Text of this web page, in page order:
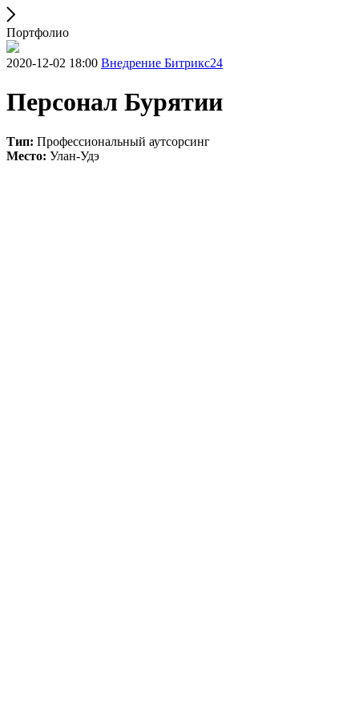
Портфолио
2020-12-02 18:00 Внедрение Битрикс24
Персонал Бурятии
Тип: Профессиональный аутсорсинг
Место: Улан-Удэ